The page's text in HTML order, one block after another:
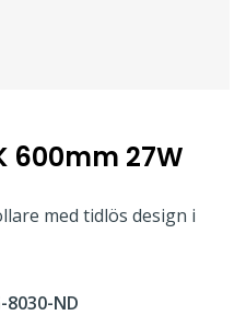
600mm 27W
med tidlös design i
8030-ND